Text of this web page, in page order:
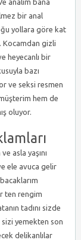
analım bana
bir anal
yollara göre kat
Kocamdan gizli
heyecanlı bir
bazı
ve seksi resmen
hem de
oluyor.
asla yaşını
ele avuca gelir
ten rengim
tadını sizde
sizi yemekten son
delikanlılar